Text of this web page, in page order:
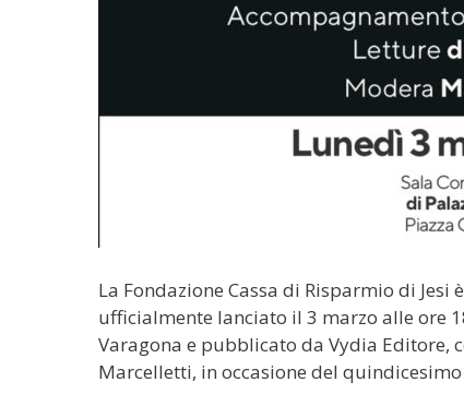
La Fondazione Cassa di Risparmio di
ufficialmente lanciato il 3 marzo alle ore
Varagona e pubblicato da Vydia
Marcelletti, in occasione del